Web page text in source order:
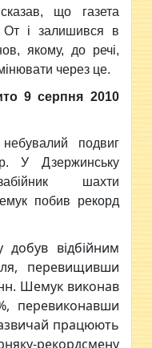
що газета
От і залишився в
якому, до речі,
через це.
9 серпня 2010
подвиг
У Дзержинську
шахти
побив рекорд
відбійним
перевищивши
Шемук виконав
перевиконавши
працюють
рекордсмену